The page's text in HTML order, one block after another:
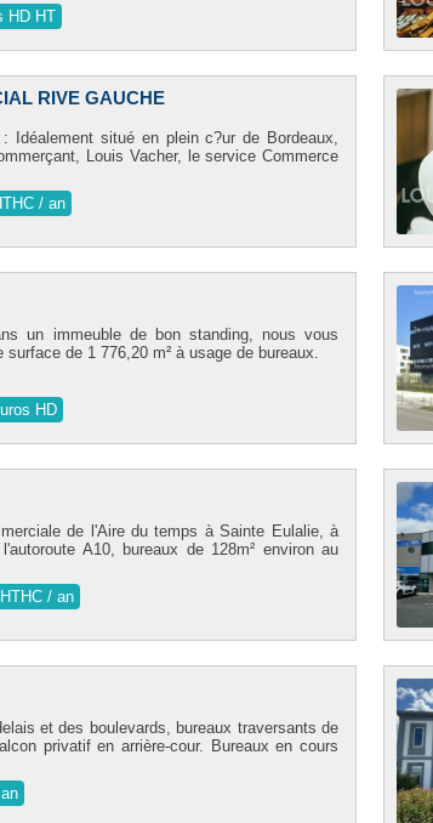
HD HT
RIVE GAUCHE
: Idéalement situé en plein c?ur de Bordeaux,
Louis Vacher, le service Commerce
/ an
un immeuble de bon standing, nous vous
de 1 776,20 m² à usage de bureaux.
HD
de l'Aire du temps à Sainte Eulalie, à
A10, bureaux de 128m² environ au
/ an
et des boulevards, bureaux traversants de
privatif en arrière-cour. Bureaux en cours